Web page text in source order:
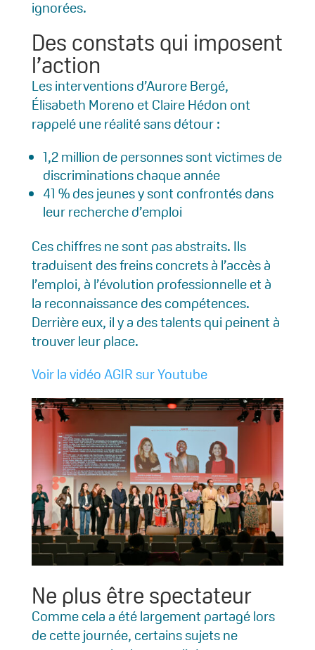
ignorées.
Des constats qui imposent
l’action
Les interventions d’Aurore Bergé,
Élisabeth Moreno et Claire Hédon ont
rappelé une réalité sans détour :
1,2 million de personnes sont victimes de
discriminations chaque année
41 % des jeunes y sont confrontés dans
leur recherche d’emploi
Ces chiffres ne sont pas abstraits. Ils
traduisent des freins concrets à l’accès à
l’emploi, à l’évolution professionnelle et à
la reconnaissance des compétences.
Derrière eux, il y a des talents qui peinent à
trouver leur place.
Voir la vidéo AGIR sur Youtube
Ne plus être spectateur
Comme cela a été largement partagé lors
de cette journée, certains sujets ne